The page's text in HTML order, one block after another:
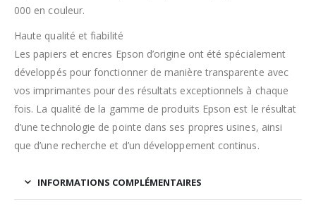
000 en couleur.
Haute qualité et fiabilité
Les papiers et encres Epson d’origine ont été spécialement
développés pour fonctionner de manière transparente avec
vos imprimantes pour des résultats exceptionnels à chaque
fois. La qualité de la gamme de produits Epson est le résultat
d’une technologie de pointe dans ses propres usines, ainsi
que d’une recherche et d’un développement continus.
INFORMATIONS COMPLÉMENTAIRES